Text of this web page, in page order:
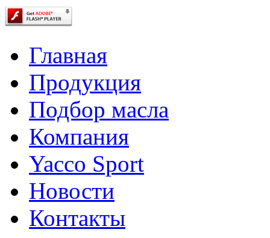
Главная
Продукция
Подбор масла
Компания
Yacco Sport
Новости
Контакты